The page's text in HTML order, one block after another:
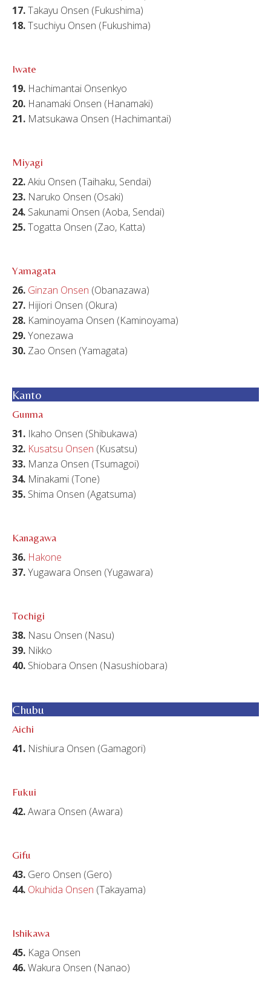
17.Takayu Onsen (Fukushima)
18.Tsuchiyu Onsen (Fukushima)
Iwate
19. Hachimantai Onsenkyo
20. Hanamaki Onsen (Hanamaki)
21. Matsukawa Onsen (Hachimantai)
Miyagi
22.Akiu Onsen (Taihaku, Sendai)
23. Naruko Onsen (Osaki)
24. Sakunami Onsen (Aoba, Sendai)
25.Togatta Onsen (Zao, Katta)
Yamagata
26. Ginzan Onsen (Obanazawa)
27. Hijiori Onsen (Okura)
28. Kaminoyama Onsen (Kaminoyama)
29.Yonezawa
30. Zao Onsen (Yamagata)
Kanto
Gunma
31. Ikaho Onsen (Shibukawa)
32. Kusatsu Onsen (Kusatsu)
33. Manza Onsen (Tsumagoi)
34. Minakami (Tone)
35. Shima Onsen (Agatsuma)
Kanagawa
36. Hakone
37.Yugawara Onsen (Yugawara)
Tochigi
38. Nasu Onsen (Nasu)
39. Nikko
40. Shiobara Onsen (Nasushiobara)
Chubu
Aichi
41. Nishiura Onsen (Gamagori)
Fukui
42.Awara Onsen (Awara)
Gifu
43. Gero Onsen (Gero)
44. Okuhida Onsen (Takayama)
Ishikawa
45. Kaga Onsen
46.Wakura Onsen (Nanao)